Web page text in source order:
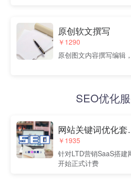
原创软文撰写
￥1290
原创图文内容撰写编辑
SEO优化
网站关键词
￥1935
针对LTD营销SaaS搭
开始正式计费